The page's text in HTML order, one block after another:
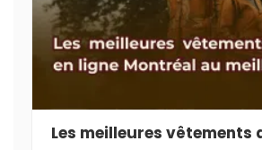
Les meilleures vêtements